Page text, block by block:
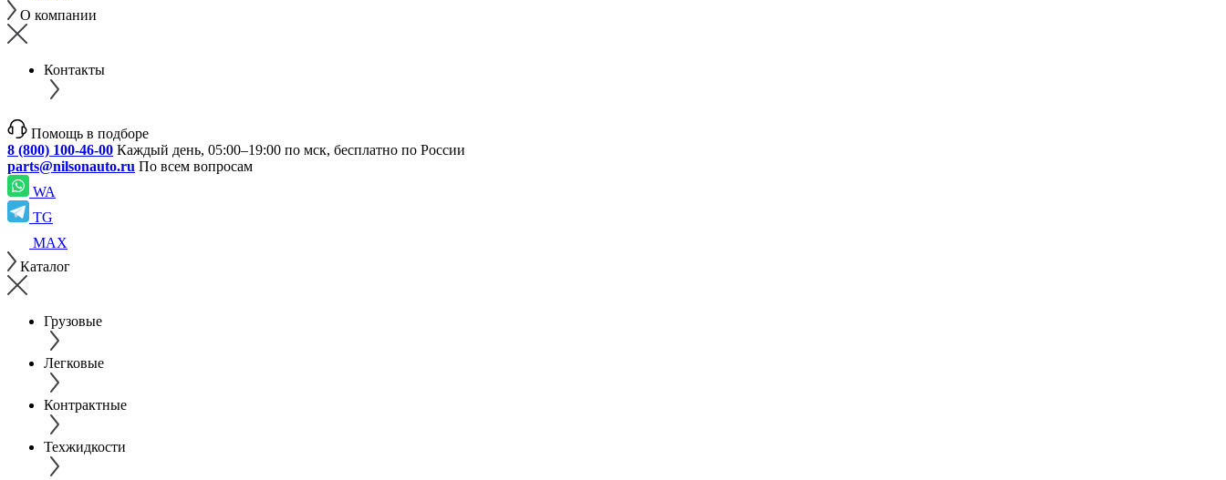
О компании
Контакты
Помощь в подборе
8 (800) 100-46-00 Каждый день, 05:00–19:00 по мск, бесплатно по России
parts@nilsonauto.ru По всем вопросам
WA
TG
MAX
Каталог
Грузовые
Легковые
Контрактные
Техжидкости